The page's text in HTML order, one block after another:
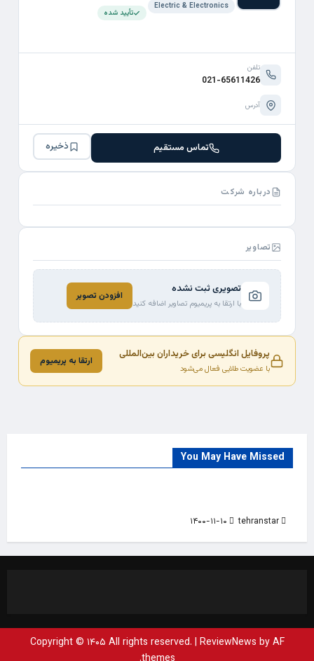
Electric & Electronics
تأیید شده
تلفن
021-65611426
آدرس
تماس مستقیم ذخیره
درباره شرکت
تصاویر
تصویری ثبت نشده
با ارتقا به پریمیوم تصاویر اضافه کنید
افزودن تصویر
پروفایل انگلیسی برای خریداران بین‌المللی
با عضویت طلایی فعال می‌شود
ارتقا به پریمیوم
You May Have Missed
Countries
India
Trade Source
tehranstar
Copyright © ۱۴۰۵ All rights reserved. | ReviewNews by AF